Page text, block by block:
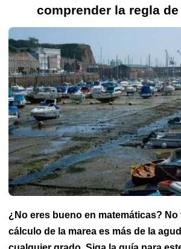
BarcosNews.es
Cultura náutica Fuente de agua interior
Licencia de navegación Fed., Assoc. y
amateur FFVoile Marina Nacional
Marítimas Internacionales de Brest 2020
Librería náutica Puertos y Marinas
Medio Ambiente Empleo y formación
Mapa Historia marítima Mareos Faro
comprender la regla
¿No eres bueno en matemáticas? No
cálculo de la marea es más de la